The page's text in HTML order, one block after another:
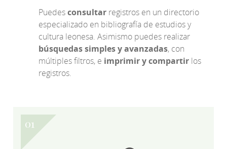
Puedesconsultar registros en un directorio
especializado en bibliografía de estudios y
cultura leonesa. Asimismo puedes realizar
búsquedas simples y avanzadas, con
múltiples filtros, e imprimir y compartir los
registros.